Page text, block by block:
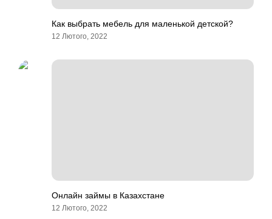
Как выбрать мебель для маленькой детской?
12 Лютого, 2022
Онлайн займы в Казахстане
12 Лютого, 2022